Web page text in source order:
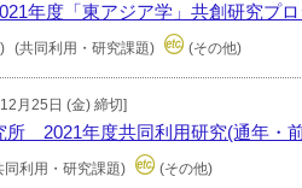
年度「東アジア学」共創研究プ
(共同利用・研究課題) (その他)
月25日 (金) 締切]
所 2021年度共同利用研究(通年・
同利用・研究課題) (その他)